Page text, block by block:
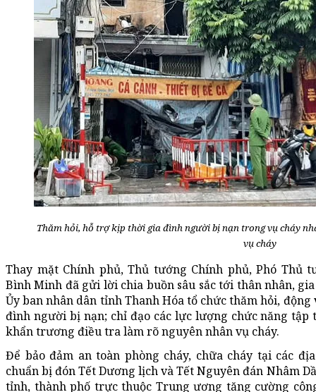
Thăm hỏi, hỗ trợ kịp thời gia đình người bị nạn trong vụ cháy
vụ cháy
Thay mặt Chính phủ, Thủ tướng Chính phủ, Phó Thủ
Bình Minh đã gửi lời chia buồn sâu sắc tới thân nhân,
Ủy ban nhân dân tỉnh Thanh Hóa tổ chức thăm hỏi,
đình người bị nạn; chỉ đạo các lực lượng chức năng tập
khẩn trương điều tra làm rõ nguyên nhân vụ cháy.
Để bảo đảm an toàn phòng cháy, chữa cháy tại các
chuẩn bị đón Tết Dương lịch và Tết Nguyên đán Nhâm
tỉnh, thành phố trực thuộc Trung ương tăng cường